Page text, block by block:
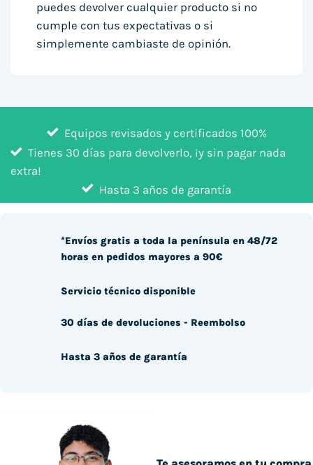
puedes devolver cualquier producto si no
cumple con tus expectativas o si
simplemente cambiaste de opinión.
Equipos revisados y certificados 100%
Tienes 30 días para devolverlo, ¡y sin pagar nada
extra!
Hasta 3 años de garantía
*Envíos gratis a toda la península en 48/72
horas en pedidos mayores a 90€
Servicio técnico disponible
30 días de devoluciones - Reembolso
Hasta 3 años de garantía